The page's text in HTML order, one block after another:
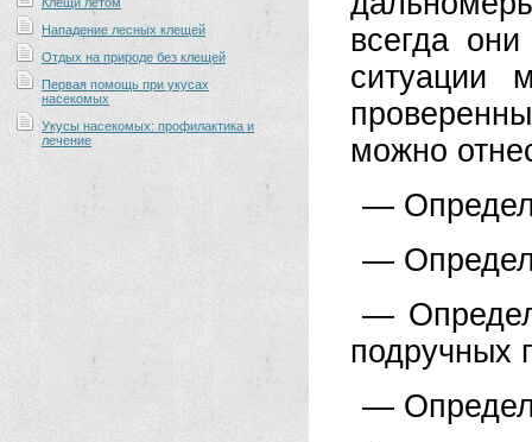
Нападение лесных клещей
Отдых на природе без клещей
Первая помощь при укусах
насекомых
Укусы насекомых: профилактика и
лечение
всегда
ситуации
можно
—
—
—
подручных
—